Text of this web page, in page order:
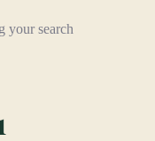
your search